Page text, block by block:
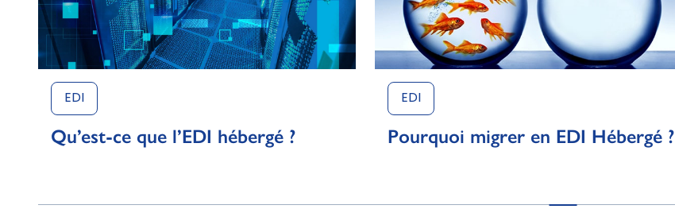
EDI
Qu’est-ce que l’EDI hébergé ?
EDI
Pourquoi migrer en EDI Hébergé ?